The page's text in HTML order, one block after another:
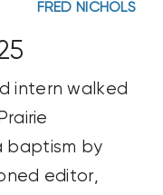
FRED NICHOLS
intern walked
baptism by
editor,